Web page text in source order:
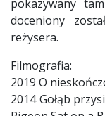
pokazywany
doceniony
reżysera.
Filmografia:
2019 O
2014 Gołąb